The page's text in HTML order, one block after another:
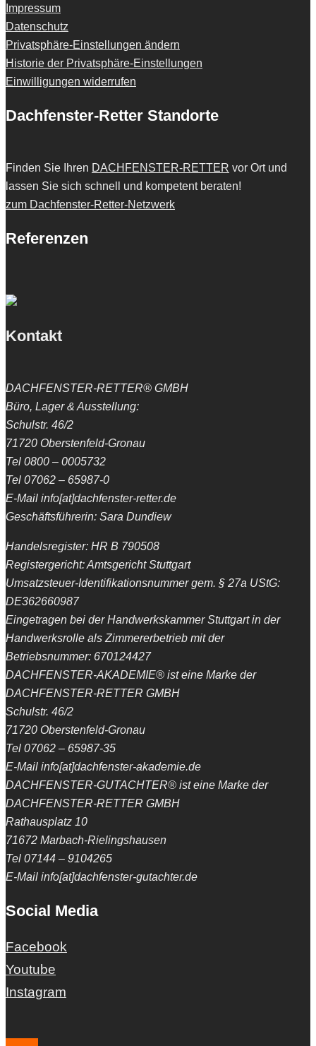
Impressum
Datenschutz
Privatsphäre-Einstellungen ändern
Historie der Privatsphäre-Einstellungen
Einwilligungen widerrufen
Dachfenster-Retter Standorte
Finden Sie Ihren DACHFENSTER-RETTER vor Ort und
lassen Sie sich schnell und kompetent beraten!
zum Dachfenster-Retter-Netzwerk
Referenzen
Kontakt
DACHFENSTER-RETTER® GMBH
Büro, Lager & Ausstellung:
Schulstr. 46/2
71720 Oberstenfeld-Gronau
Tel 0800 – 0005732
Tel 07062 – 65987-0
E-Mail info[at]dachfenster-retter.de
Geschäftsführerin: Sara Dundiew
Handelsregister: HR B 790508
Registergericht: Amtsgericht Stuttgart
Umsatzsteuer-Identifikationsnummer gem. § 27a UStG:
DE362660987
Eingetragen bei der Handwerkskammer Stuttgart in der
Handwerksrolle als Zimmererbetrieb mit der
Betriebsnummer: 670124427
DACHFENSTER-AKADEMIE® ist eine Marke der
DACHFENSTER-RETTER GMBH
Schulstr. 46/2
71720 Oberstenfeld-Gronau
Tel 07062 – 65987-35
E-Mail info[at]dachfenster-akademie.de
DACHFENSTER-GUTACHTER® ist eine Marke der
DACHFENSTER-RETTER GMBH
Rathausplatz 10
71672 Marbach-Rielingshausen
Tel 07144 – 9104265
E-Mail info[at]dachfenster-gutachter.de
Social Media
Facebook
Youtube
Instagram